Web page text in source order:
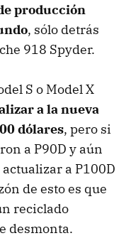
producción
, sólo detrás
918 Spyder.
S o Model X
a la nueva
dólares, pero si
a P90D y aún
a P100D
de esto es que
reciclado
desmonta.